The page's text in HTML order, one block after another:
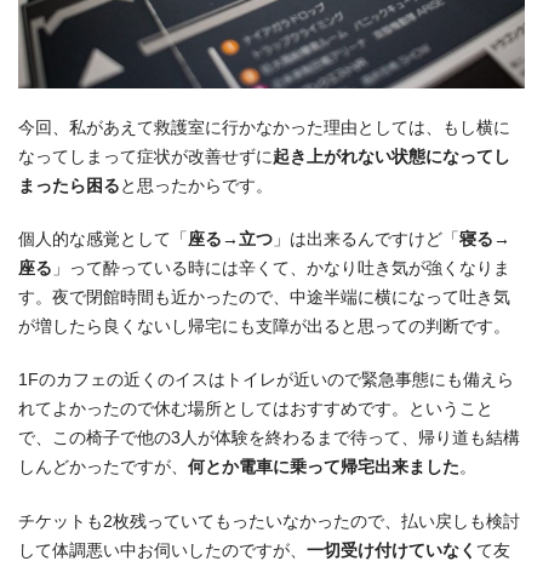
今回、私があえて救護室に行かなかった理由としては、もし横に
なってしまって症状が改善せずに 起き上がれない状態になってし
まったら困る と思ったからです。
個人的な感覚として「 座る→立つ 」は出来るんですけど「 寝る→
座る 」って酔っている時には辛くて、かなり吐き気が強くなりま
す。夜で閉館時間も近かったので、中途半端に横になって吐き気
が増したら良くないし帰宅にも支障が出ると思っての判断です。
1Fのカフェの近くのイスはトイレが近いので緊急事態にも備えら
れてよかったので休む場所としてはおすすめです。ということ
で、この椅子で他の3人が体験を終わるまで待って、帰り道も結構
しんどかったですが、 何とか電車に乗って帰宅出来ました。
チケットも2枚残っていてもったいなかったので、払い戻しも検討
して体調悪い中お伺いしたのですが、 一切受け付けていなく て友